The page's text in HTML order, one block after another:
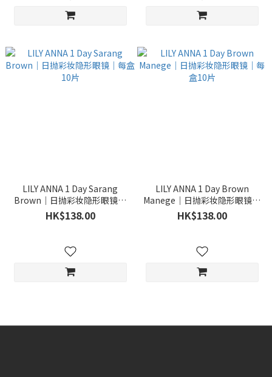
LILY ANNA 1 Day Sarang
Brown｜日抛彩妆隐形眼镜｜
每盒10片
HK$138.00
LILY ANNA 1 Day Brown
Manege｜日抛彩妆隐形眼镜｜
每盒10片
HK$138.00